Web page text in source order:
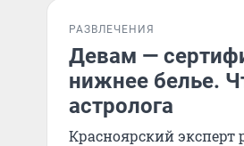
РАЗВЛЕЧЕНИЯ
Девам —
нижнее белье.
астролога
Красноярский эксперт